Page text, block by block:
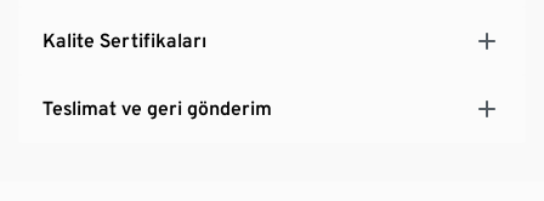
Kalite Sertifikaları
Teslimat ve geri gönderim